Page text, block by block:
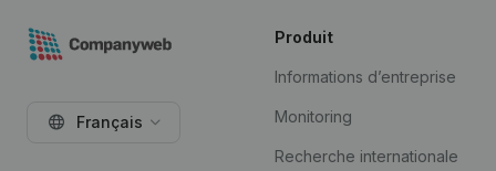
Français
Produit
Informations d’entreprise
Monitoring
Recherche internationale